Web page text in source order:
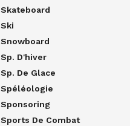
Skateboard
Ski
Snowboard
Sp. D'hiver
Sp. De Glace
Spéléologie
Sponsoring
Sports De Combat